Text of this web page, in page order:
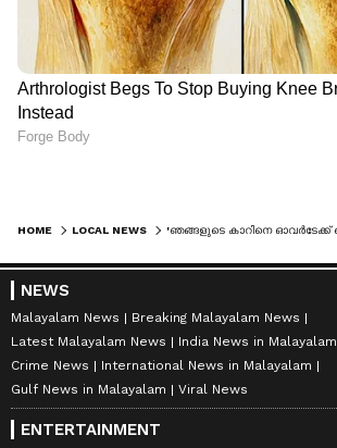
HOME LOCAL NEWS
NEWS
Malayalam News
Breaking Malayalam News
Latest Malayalam News
India News in Malayalam
Crime News
International News in Malayalam
Gulf News in Malayalam
Viral News
ENTERTAINMENT